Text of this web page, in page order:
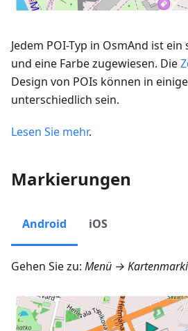
Jedem POI-Typ in OsmAnd ist
und eine Farbe zugewiesen. Die
Design von POIs können in
unterschiedlich sein.
Lesen Sie mehr.
Markierungen
Android iOS
Gehen Sie zu: Menü →